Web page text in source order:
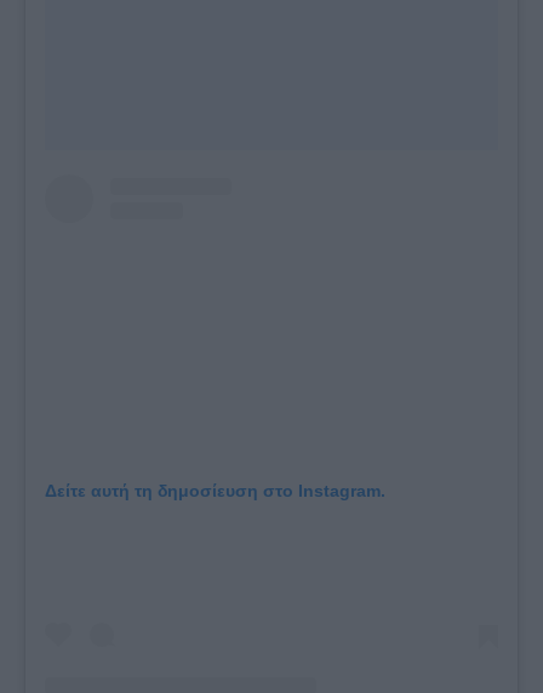
Δείτε αυτή τη δημοσίευση στο Instagram.